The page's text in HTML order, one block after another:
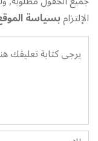
الإلتزامبسياسة